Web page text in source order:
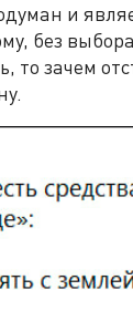
и
без
то зачем